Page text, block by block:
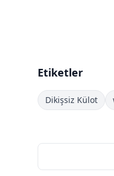
Etiketler
Dikişsiz Külot